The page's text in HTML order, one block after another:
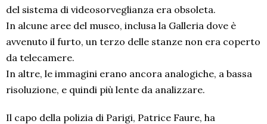
del sistema di videosorveglianza era obsoleta.
In alcune aree del museo, inclusa la Galleria dove è
avvenuto il furto, un terzo delle stanze non era coperto
da telecamere.
In altre, le immagini erano ancora analogiche, a bassa
risoluzione, e quindi più lente da analizzare.
Il capo della polizia di Parigi, Patrice Faure, ha